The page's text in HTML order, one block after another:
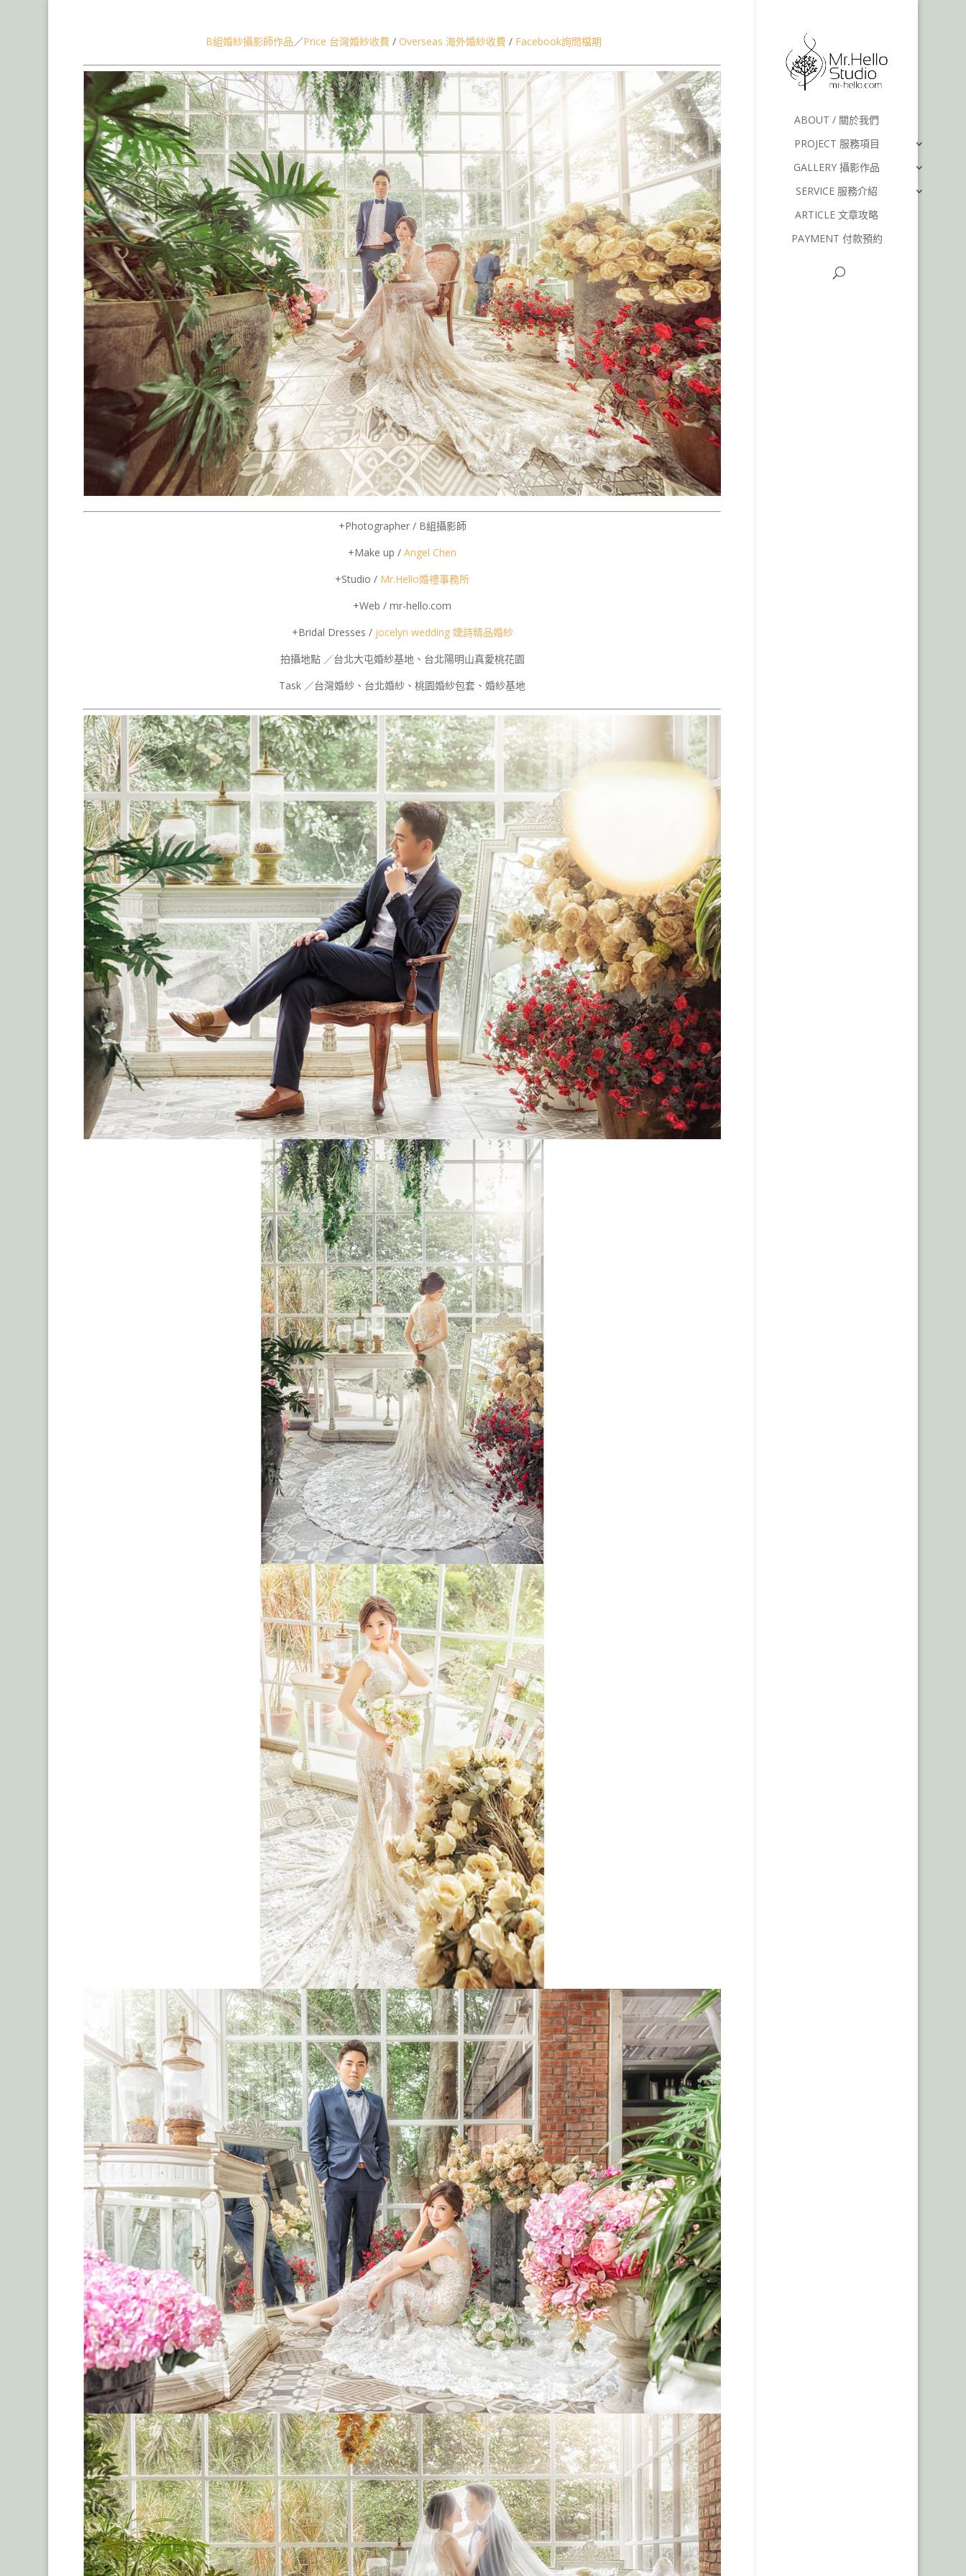
ABOUT / 關於我們
PROJECT 服務項目
GALLERY 攝影作品
SERVICE 服務介紹
ARTICLE 文章攻略
PAYMENT 付款預約
B組婚紗攝影師作品／Price 台灣婚紗收費 / Overseas 海外婚紗收費 / Facebook詢問檔期
+Photographer / B組攝影師
+Make up / Angel Chen
+Studio / Mr.Hello婚禮事務所
+Web / mr-hello.com
+Bridal Dresses / jocelyn wedding 婕詩精品婚紗
拍攝地點 ／台北大屯婚紗基地、台北陽明山真愛桃花園
Task ／台灣婚紗、台北婚紗、桃園婚紗包套、婚紗基地